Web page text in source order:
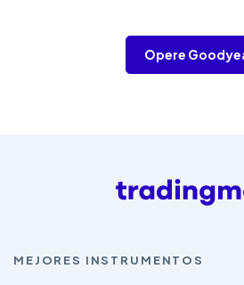
Opere
MEJORES INSTRUMENTOS